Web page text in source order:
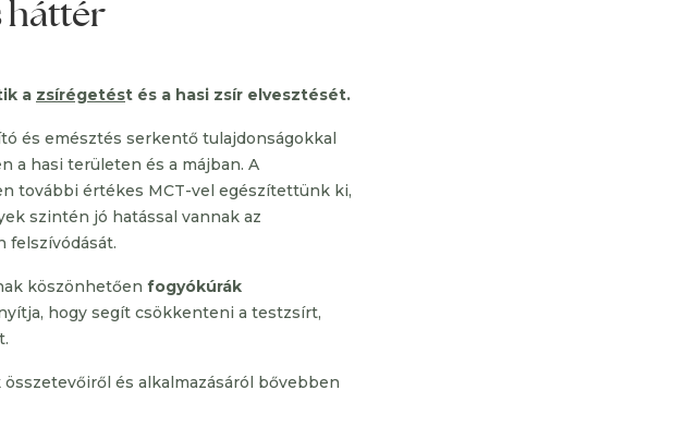
háttér
a zsírégetést és a hasi zsír elvesztését.
és emésztés serkentő tulajdonságokkal
a hasi területen és a májban. A
további értékes MCT-vel egészítettünk ki,
szintén jó hatással vannak az
felszívódását.
köszönhetően fogyókúrák
hogy segít csökkenteni a testzsírt,
és alkalmazásáról bővebben